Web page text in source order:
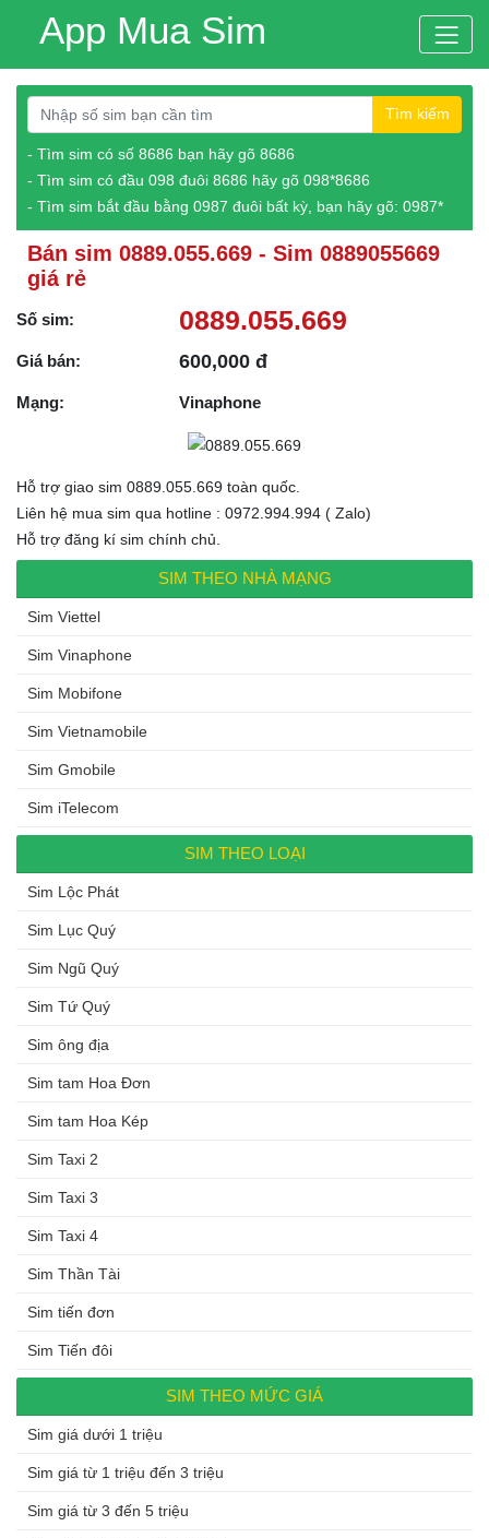
App Mua Sim
Tìm kiếm
- Tìm sim có số 8686 bạn hãy gõ 8686
- Tìm sim có đầu 098 đuôi 8686 hãy gõ 098*8686
- Tìm sim bắt đầu bằng 0987 đuôi bất kỳ, bạn hãy gõ: 0987*
Bán sim 0889.055.669 - Sim 0889055669
giá rẻ
Số sim: 0889.055.669
Giá bán: 600,000 đ
Mạng: Vinaphone
Hỗ trợ giao sim 0889.055.669 toàn quốc.
Liên hệ mua sim qua hotline : 0972.994.994 ( Zalo)
Hỗ trợ đăng kí sim chính chủ.
SIM THEO NHÀ MẠNG
Sim Viettel
Sim Vinaphone
Sim Mobifone
Sim Vietnamobile
Sim Gmobile
Sim iTelecom
SIM THEO LOẠI
Sim Lộc Phát
Sim Lục Quý
Sim Ngũ Quý
Sim Tứ Quý
Sim ông địa
Sim tam Hoa Đơn
Sim tam Hoa Kép
Sim Taxi 2
Sim Taxi 3
Sim Taxi 4
Sim Thần Tài
Sim tiến đơn
Sim Tiến đôi
SIM THEO MỨC GIÁ
Sim giá dưới 1 triệu
Sim giá từ 1 triệu đến 3 triệu
Sim giá từ 3 đến 5 triệu